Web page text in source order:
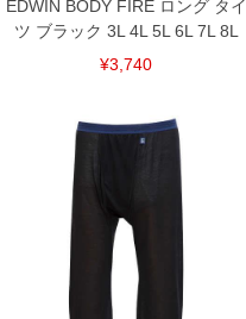
EDWIN BODY FIRE ロング タイ
ツ ブラック 3L 4L 5L 6L 7L 8L
¥3,740